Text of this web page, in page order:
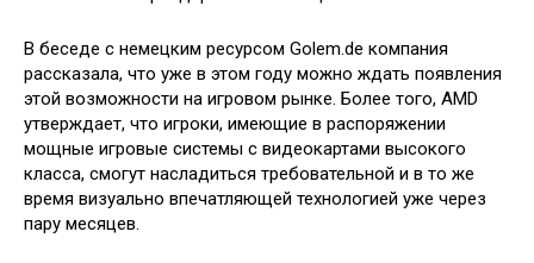
В беседе с немецким ресурсом Golem.de компания
рассказала, что уже в этом году можно ждать появления
этой возможности на игровом рынке. Более того, AMD
утверждает, что игроки, имеющие в распоряжении
мощные игровые системы с видеокартами высокого
класса, смогут насладиться требовательной и в то же
время визуально впечатляющей технологией уже через
пару месяцев.